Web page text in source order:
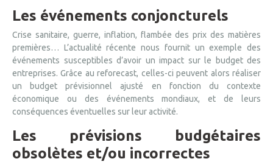
Les événements conjoncturels
Crise sanitaire, guerre, inflation, flambée des prix des matières
premières… L’actualité récente nous fournit un exemple des
événements susceptibles d’avoir un impact sur le budget des
entreprises. Grâce au reforecast, celles-ci peuvent alors réaliser
un budget prévisionnel ajusté en fonction du contexte
économique ou des événements mondiaux, et de leurs
conséquences éventuelles sur leur activité.
Les prévisions budgétaires
obsolètes et/ou incorrectes